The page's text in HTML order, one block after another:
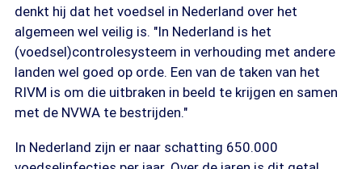
denkt hij dat het voedsel in Nederland over het
algemeen wel veilig is. "In Nederland is het
(voedsel)controlesysteem in verhouding met andere
landen wel goed op orde. Een van de taken van het
RIVM is om die uitbraken in beeld te krijgen en samen
met de NVWA te bestrijden."
In Nederland zijn er naar schatting 650.000